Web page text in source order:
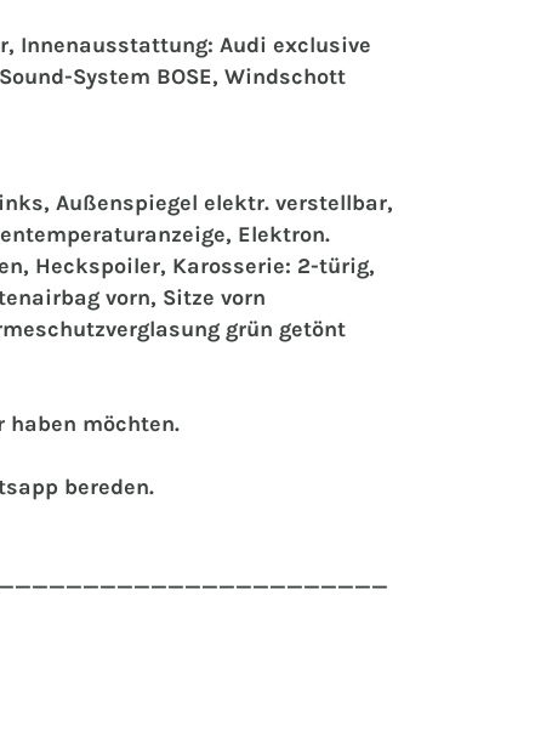
Innenausstattung: Audi exclusive
System BOSE, Windschott
Außenspiegel elektr. verstellbar,
Elektron.
Heckspoiler, Karosserie: 2-türig,
vorn, Sitze vorn
grün getönt
haben möchten.
bereden.